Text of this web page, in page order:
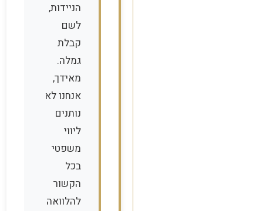
הניידות,
לשם
קבלת
גמלה.
מאידך,
אנחנו לא
נותנים
ליווי
משפטי
בכל
הקשור
להלוואה